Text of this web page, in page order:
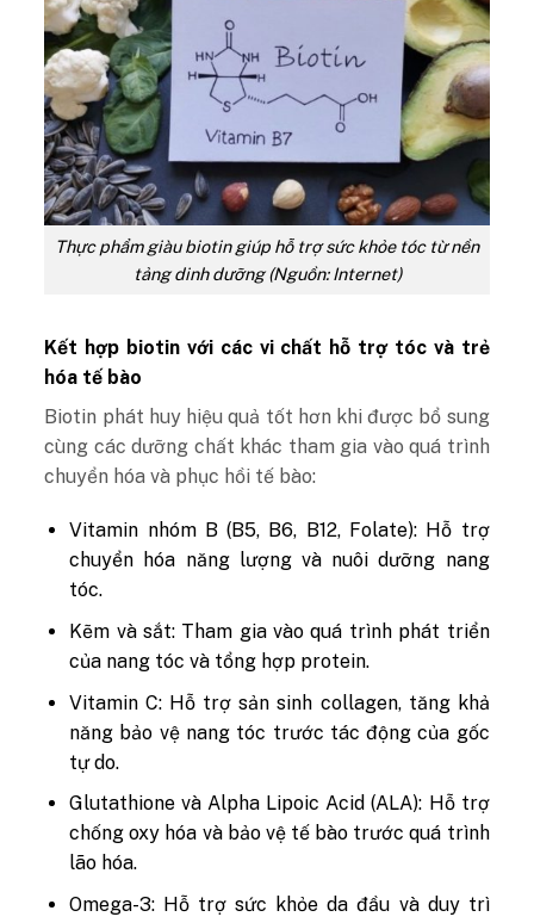
Thực phẩm giàu biotin giúp hỗ trợ sức khỏe tóc từ nền
tảng dinh dưỡng (Nguồn: Internet)
Kết hợp biotin với các vi chất hỗ trợ tóc và trẻ
hóa tế bào
Biotin phát huy hiệu quả tốt hơn khi được bổ sung
cùng các dưỡng chất khác tham gia vào quá trình
chuyển hóa và phục hồi tế bào:
Vitamin nhóm B (B5, B6, B12, Folate): Hỗ trợ
chuyển hóa năng lượng và nuôi dưỡng nang
tóc.
Kẽm và sắt:Tham gia vào quá trình phát triển
của nang tóc và tổng hợp protein.
Vitamin C: Hỗ trợ sản sinh collagen, tăng khả
năng bảo vệ nang tóc trước tác động của gốc
tự do.
Glutathione và Alpha Lipoic Acid (ALA): Hỗ trợ
chống oxy hóa và bảo vệ tế bào trước quá trình
lão hóa.
Omega-3: Hỗ trợ sức khỏe da đầu và duy trì